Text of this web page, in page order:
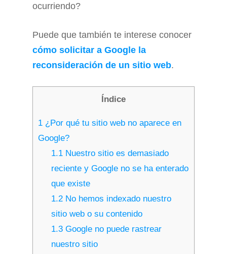
ocurriendo?
Puede que también te interese conocer
cómo solicitar a Google la
reconsideración de un sitio web.
Índice
1 ¿Por qué tu sitio web no aparece en
Google?
1.1Nuestro sitio es demasiado
reciente y Google no se ha enterado
que existe
1.2No hemos indexado nuestro
sitio web o su contenido
1.3Google no puede rastrear
nuestro sitio